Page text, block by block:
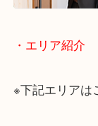
当店ではそ
使わないも